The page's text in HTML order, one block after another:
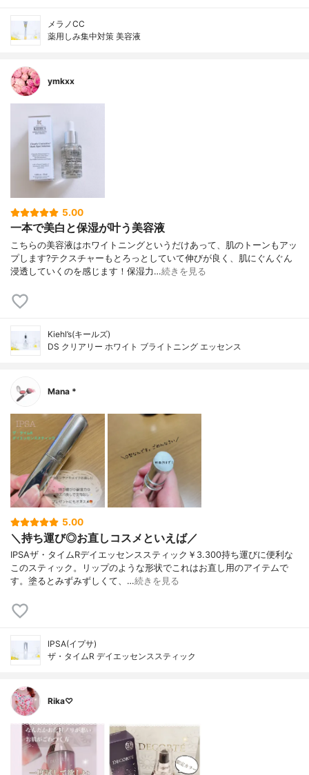
メラノCC
薬用しみ集中対策 美容液
ymkxx
5.00
一本で美白と保湿が叶う美容液
こちらの美容液はホワイトニングというだけあって、肌のトーンもアッ
プします?テクスチャーもとろっとしていて伸びが良く、肌にぐんぐん
浸透していくのを感じます！保湿力…続きを見る
Kiehl’s(キールズ)
DS クリアリー ホワイト ブライトニング エッセンス
Mana *
5.00
＼持ち運び◎お直しコスメといえば／
IPSAザ・タイムRデイエッセンススティック￥3.300持ち運びに便利な
このスティック。リップのような形状でこれはお直し用のアイテムで
す。塗るとみずみずしくて、…続きを見る
IPSA(イプサ)
ザ・タイムR デイエッセンススティック
Rika♡